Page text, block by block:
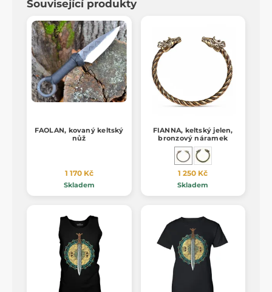
Související produkty
FAOLAN, kovaný keltský
nůž
1 170 Kč
Skladem
FIANNA, keltský jelen,
bronzový náramek
1 250 Kč
Skladem